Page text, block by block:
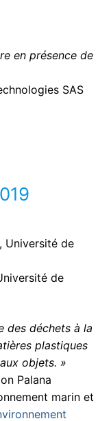
en présence de
SAS
Université de
de
des déchets à la
plastiques
objets. »
Palana
marin et